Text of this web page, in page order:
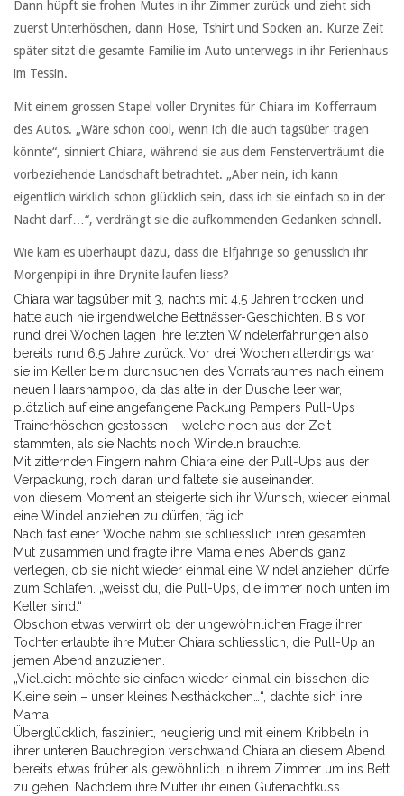
Dann hüpft sie frohen Mutes in ihr Zimmer zurück und zieht sich
zuerst Unterhöschen, dann Hose, Tshirt und Socken an. Kurze Zeit
später sitzt die gesamte Familie im Auto unterwegs in ihr Ferienhaus
im Tessin.
Mit einem grossen Stapel voller Drynites für Chiara im Kofferraum
des Autos. „Wäre schon cool, wenn ich die auch tagsüber tragen
könnte“, sinniert Chiara, während sie aus dem Fensterverträumt die
vorbeziehende Landschaft betrachtet. „Aber nein, ich kann
eigentlich wirklich schon glücklich sein, dass ich sie einfach so in der
Nacht darf…“, verdrängt sie die aufkommenden Gedanken schnell.
Wie kam es überhaupt dazu, dass die Elfjährige so genüsslich ihr
Morgenpipi in ihre Drynite laufen liess?
Chiara war tagsüber mit 3, nachts mit 4,5 Jahren trocken und
hatte auch nie irgendwelche Bettnässer-Geschichten. Bis vor
rund drei Wochen lagen ihre letzten Windelerfahrungen also
bereits rund 6.5 Jahre zurück. Vor drei Wochen allerdings war
sie im Keller beim durchsuchen des Vorratsraumes nach einem
neuen Haarshampoo, da das alte in der Dusche leer war,
plötzlich auf eine angefangene Packung Pampers Pull-Ups
Trainerhöschen gestossen – welche noch aus der Zeit
stammten, als sie Nachts noch Windeln brauchte.
Mit zitternden Fingern nahm Chiara eine der Pull-Ups aus der
Verpackung, roch daran und faltete sie auseinander.
von diesem Moment an steigerte sich ihr Wunsch, wieder einmal
eine Windel anziehen zu dürfen, täglich.
Nach fast einer Woche nahm sie schliesslich ihren gesamten
Mut zusammen und fragte ihre Mama eines Abends ganz
verlegen, ob sie nicht wieder einmal eine Windel anziehen dürfe
zum Schlafen. „weisst du, die Pull-Ups, die immer noch unten im
Keller sind.“
Obschon etwas verwirrt ob der ungewöhnlichen Frage ihrer
Tochter erlaubte ihre Mutter Chiara schliesslich, die Pull-Up an
jemen Abend anzuziehen.
„Vielleicht möchte sie einfach wieder einmal ein bisschen die
Kleine sein – unser kleines Nesthäckchen…“, dachte sich ihre
Mama.
Überglücklich, fasziniert, neugierig und mit einem Kribbeln in
ihrer unteren Bauchregion verschwand Chiara an diesem Abend
bereits etwas früher als gewöhnlich in ihrem Zimmer um ins Bett
zu gehen. Nachdem ihre Mutter ihr einen Gutenachtkuss